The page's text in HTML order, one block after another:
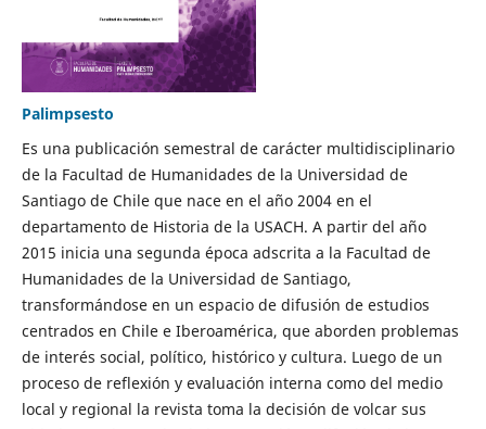
Palimpsesto
Es una publicación semestral de carácter multidisciplinario
de la Facultad de Humanidades de la Universidad de
Santiago de Chile que nace en el año 2004 en el
departamento de Historia de la USACH. A partir del año
2015 inicia una segunda época adscrita a la Facultad de
Humanidades de la Universidad de Santiago,
transformándose en un espacio de difusión de estudios
centrados en Chile e Iberoamérica, que aborden problemas
de interés social, político, histórico y cultura. Luego de un
proceso de reflexión y evaluación interna como del medio
local y regional la revista toma la decisión de volcar sus